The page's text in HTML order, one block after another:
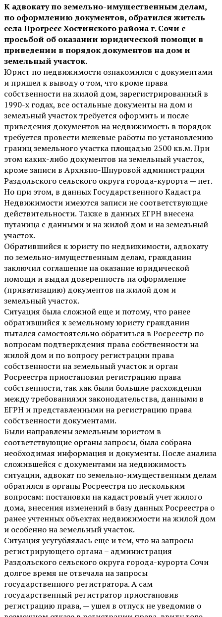
К адвокату по земельно-имущественным делам,
по оформлению документов, обратился житель
села Прогресс Хостинского района г. Сочи с
просьбой об оказании юридической помощи в
приведении в порядок документов на дом и
земельный участок.
Юрист по недвижимости ознакомился с документами
и пришел к выводу о том, что кроме права
собственности на жилой дом, зарегистрированный в
1990-х годах, все остальные документы на дом и
земельный участок требуется оформить и после
приведения документов на недвижимость в порядок
требуется провести межевые работы по установлению
границ земельного участка площадью 2500 кв.м. При
этом каких-либо документов на земельный участок,
кроме записи в Архивно-Шнуровой администрации
Раздольского сельского округа города-курорта — нет.
Но при этом, в данных Государственного Кадастра
Недвижимости имеются записи не соответствующие
действительности. Также в данных ЕГРН внесена
путаница с данными и на жилой дом и на земельный
участок.
Обратившийся к юристу по недвижимости, адвокату
по земельно-имущественным делам, гражданин
заключил соглашение на оказание юридической
помощи и выдал доверенность на оформление
(приватизацию) документов на жилой дом и
земельный участок.
Ситуация была сложной еще и потому, что ранее
обратившийся к земельному юристу гражданин
пытался самостоятельно обратиться в Росреестр по
вопросам подтверждения права собственности на
жилой дом и по вопросу регистрации права
собственности на земельный участок и орган
Росреестра приостановил регистрацию права
собственности, так как были большие расхождения
между требованиями законодательства, данными в
ЕГРН и представленными на регистрацию права
собственности документами.
Были направлены земельным юристом в
соответствующие органы запросы, была собрана
необходимая информация и документы. После анализа
сложившейся с документами на недвижимость
ситуации, адвокат по земельно-имущественным делам
обратился в органы Росреестра по нескольким
вопросам: постановки на кадастровый учет жилого
дома, внесения изменений в базу данных Росреестра о
ранее учтенных объектах недвижимости на жилой дом
и особенно на земельный участок.
Ситуация усугублялась еще и тем, что на запросы
регистрирующего органа – администрация
Раздольского сельского округа города-курорта Сочи
долгое время не отвечала на запросы
государственного регистратора. А сам
государственный регистратор приостановив
регистрацию права, — ушел в отпуск не уведомив о